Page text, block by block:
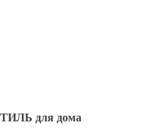
для дома